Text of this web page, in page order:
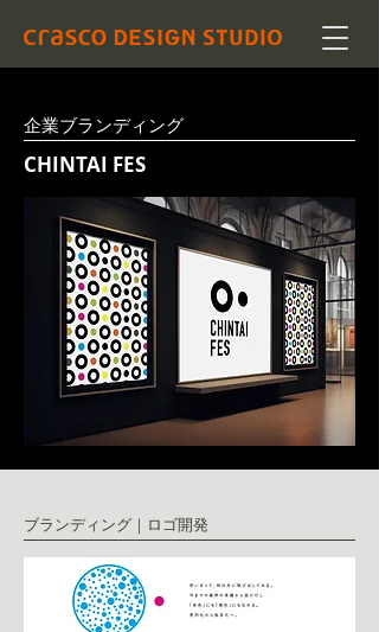
企業ブランディング
CHINTAI FES
ブランディング｜ロゴ開発